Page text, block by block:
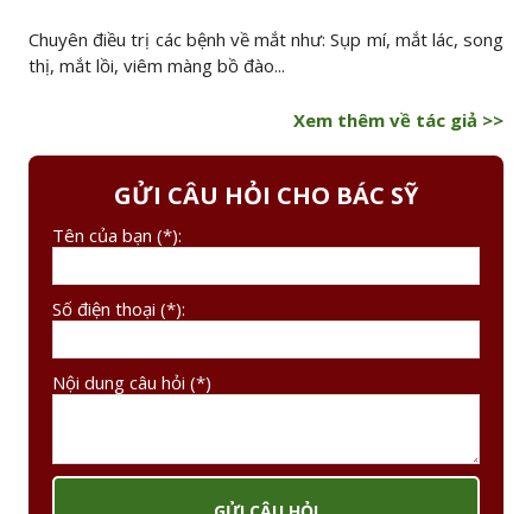
Chuyên điều trị các bệnh về mắt như: Sụp mí, mắt lác, song
thị, mắt lồi, viêm màng bồ đào...
Xem thêm về tác giả >>
GỬI CÂU HỎI CHO BÁC SỸ
Tên của bạn (*):
Số điện thoại (*):
Nội dung câu hỏi (*)